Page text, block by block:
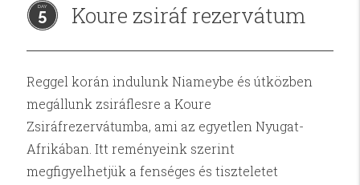
5 Koure zsiráf rezervátum
Reggel korán indulunk Niameybe és útközben
megállunk zsiráflesre a Koure
Zsiráfrezervátumba, ami az egyetlen Nyugat-
Afrikában. Itt reményeink szerint
megfigyelhetjük a fenséges és tiszteletet